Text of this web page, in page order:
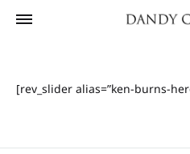
[rev_slider alias=”ken-burns-